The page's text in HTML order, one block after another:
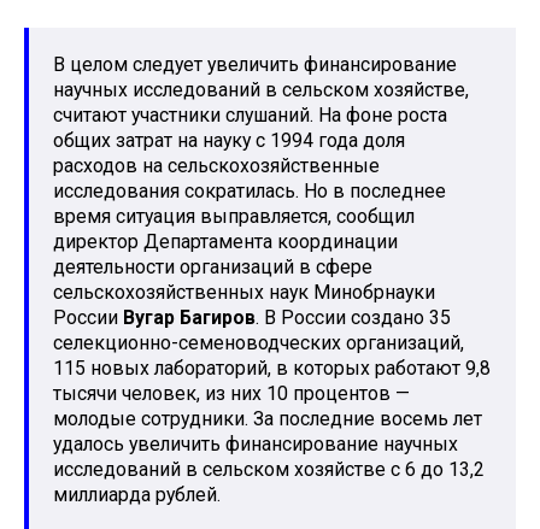
В целом следует увеличить финансирование
научных исследований в сельском хозяйстве,
считают участники слушаний. На фоне роста
общих затрат на науку с 1994 года доля
расходов на сельскохозяйственные
исследования сократилась. Но в последнее
время ситуация выправляется, сообщил
директор Департамента координации
деятельности организаций в сфере
сельскохозяйственных наук Минобрнауки
России Вугар Багиров. В России создано 35
селекционно-семеноводческих организаций,
115 новых лабораторий, в которых работают 9,8
тысячи человек, из них 10 процентов —
молодые сотрудники. За последние восемь лет
удалось увеличить финансирование научных
исследований в сельском хозяйстве с 6 до 13,2
миллиарда рублей.